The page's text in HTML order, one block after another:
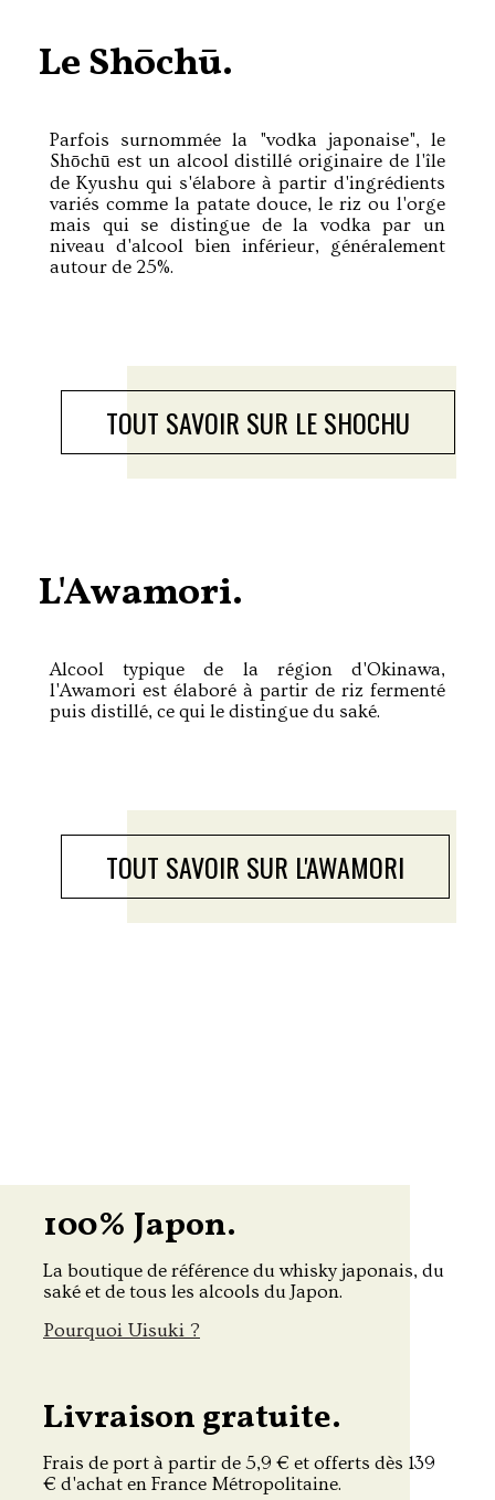
Le Shōchū.
Parfois surnommée la "vodka japonaise", le
Shōchū est un alcool distillé originaire de l'île
de Kyushu qui s'élabore à partir d'ingrédients
variés comme la patate douce, le riz ou l'orge
mais qui se distingue de la vodka par un
niveau d'alcool bien inférieur, généralement
autour de 25%.
TOUT SAVOIR SUR LE SHOCHU
L'Awamori.
Alcool typique de la région d'Okinawa,
l'Awamori est élaboré à partir de riz fermenté
puis distillé, ce qui le distingue du saké.
TOUT SAVOIR SUR L'AWAMORI
100% Japon.
La boutique de référence du whisky japonais, du
saké et de tous les alcools du Japon.
Pourquoi Uisuki ?
Livraison gratuite.
Frais de port à partir de 5,9 € et offerts dès 139
€ d'achat en France Métropolitaine.